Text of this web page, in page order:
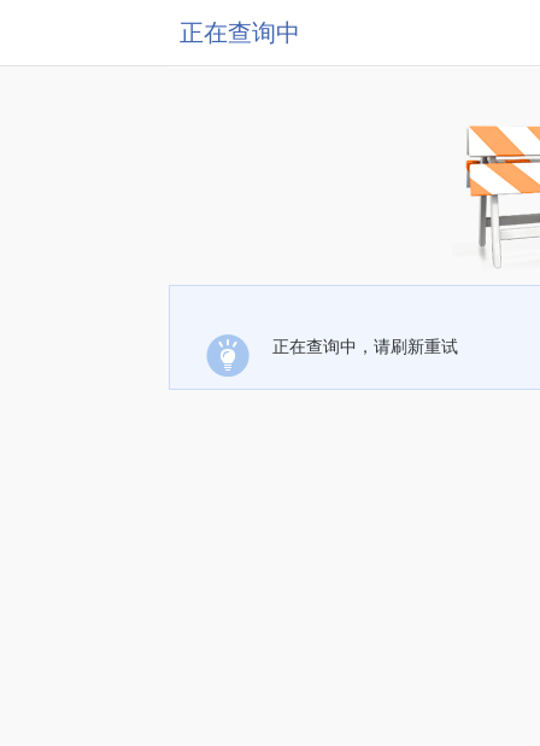
正在查询中
正在查询中，请刷新重试